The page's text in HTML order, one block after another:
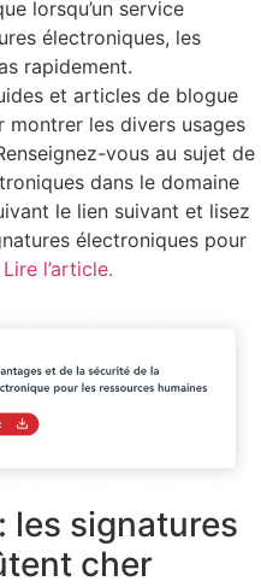
lorsqu’un service
électroniques, les
rapidement.
et articles de blogue
montrer les divers usages
vous au sujet de
dans le domaine
le lien suivant et lisez
électroniques pour
Lire l’article.
les signatures
cher